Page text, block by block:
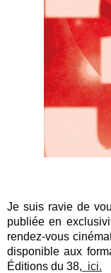
Je suis ravie de
publiée en
rendez-vous
disponible aux
Éditions du 38, ici.